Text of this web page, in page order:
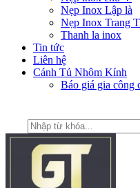
Nẹp Inox Lập là
Nẹp Inox Trang
Thanh la inox
Tin tức
Liên hệ
Cánh Tủ Nhôm Kính
Báo giá gia công